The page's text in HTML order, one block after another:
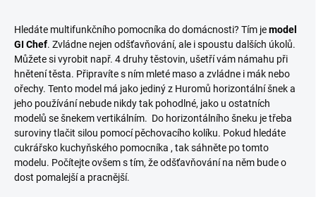
Hledáte multifunkčního pomocníka do domácnosti? Tím jemodel
GI Chef. Zvládne nejen odšťavňování, ale i spoustu dalších úkolů.
Můžete si vyrobit např. 4 druhy těstovin, ušetří vám námahu při
hnětení těsta. Připravíte s ním mleté maso a zvládne i mák nebo
ořechy. Tento model má jako jediný z Huromů horizontální šnek a
jeho používání nebude nikdy tak pohodlné, jako u ostatních
modelů se šnekem vertikálním. Do horizontálního šneku je třeba
suroviny tlačit silou pomocí pěchovacího kolíku. Pokud hledáte
cukrářsko kuchyňského pomocníka , tak sáhněte po tomto
modelu. Počítejte ovšem s tím, že odšťavňování na něm bude o
dost pomalejší a pracnější.